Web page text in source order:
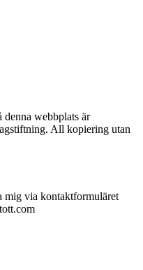
webbplats är
All kopiering utan
mig via kontaktformuläret